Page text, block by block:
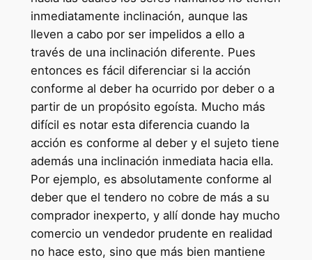
inmediatamente inclinación, aunque las
lleven a cabo por ser impelidos a ello a
través de una inclinación diferente. Pues
entonces es fácil diferenciar si la acción
conforme al deber ha ocurrido por deber o a
partir de un propósito egoísta. Mucho más
difícil es notar esta diferencia cuando la
acción es conforme al deber y el sujeto tiene
además una inclinación inmediata hacia ella.
Por ejemplo, es absolutamente conforme al
deber que el tendero no cobre de más a su
comprador inexperto, y allí donde hay mucho
comercio un vendedor prudente en realidad
no hace esto, sino que más bien mantiene